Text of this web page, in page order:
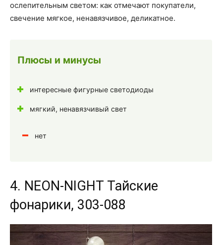
ослепительным светом: как отмечают покупатели,
свечение мягкое, ненавязчивое, деликатное.
Плюсы и минусы
интересные фигурные светодиоды
мягкий, ненавязчивый свет
нет
4. NEON-NIGHT Тайские
фонарики, 303-088